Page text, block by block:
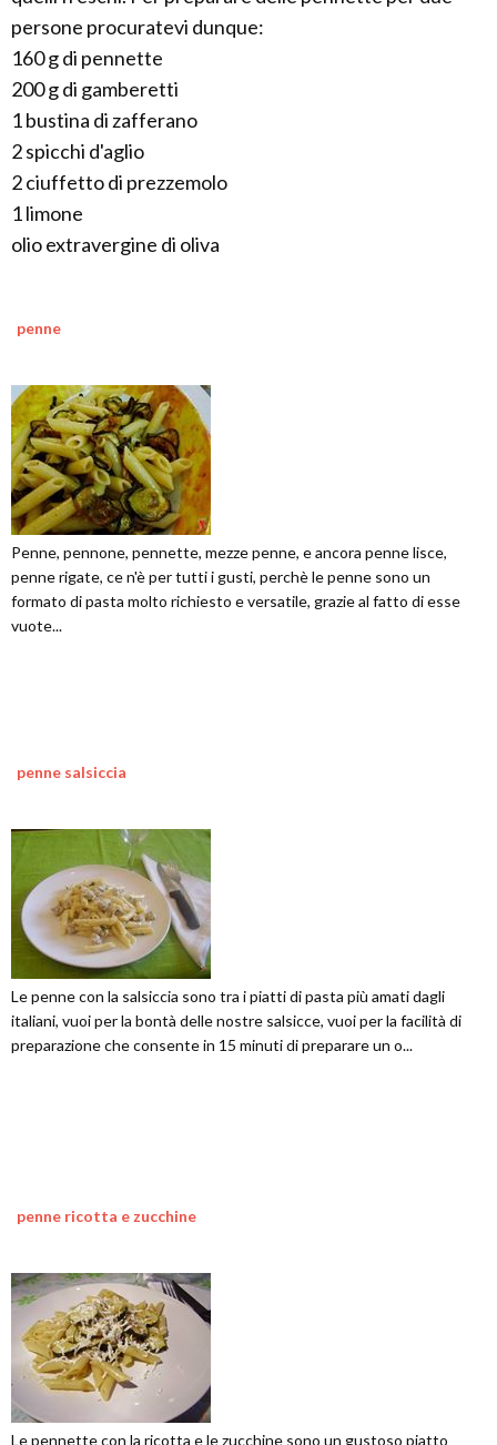
persone procuratevi dunque:
160 g di pennette
200 g di gamberetti
1 bustina di zafferano
2 spicchi d'aglio
2 ciuffetto di prezzemolo
1 limone
olio extravergine di oliva
penne
Penne, pennone, pennette, mezze penne, e ancora penne lisce,
penne rigate, ce n'è per tutti i gusti, perchè le penne sono un
formato di pasta molto richiesto e versatile, grazie al fatto di esse
vuote...
penne salsiccia
Le penne con la salsiccia sono tra i piatti di pasta più amati dagli
italiani, vuoi per la bontà delle nostre salsicce, vuoi per la facilità di
preparazione che consente in 15 minuti di preparare un o...
penne ricotta e zucchine
Le pennette con la ricotta e le zucchine sono un gustoso piatto